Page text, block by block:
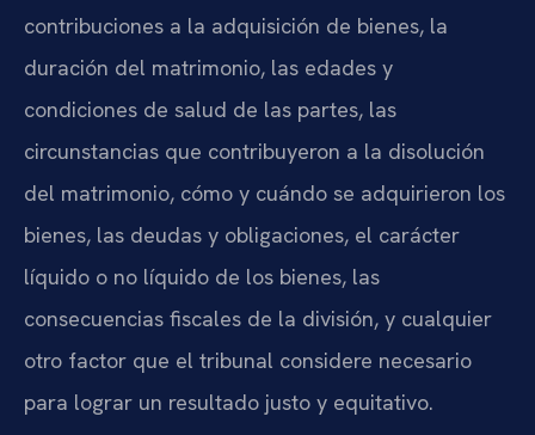
contribuciones a la adquisición de bienes, la
duración del matrimonio, las edades y
condiciones de salud de las partes, las
circunstancias que contribuyeron a la disolución
del matrimonio, cómo y cuándo se adquirieron los
bienes, las deudas y obligaciones, el carácter
líquido o no líquido de los bienes, las
consecuencias fiscales de la división, y cualquier
otro factor que el tribunal considere necesario
para lograr un resultado justo y equitativo.